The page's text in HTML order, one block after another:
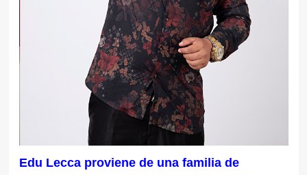
Edu Lecca proviene de una familia de